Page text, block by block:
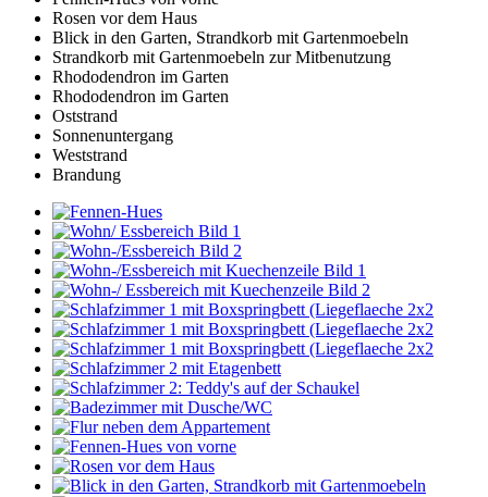
Rosen vor dem Haus
Blick in den Garten, Strandkorb mit Gartenmoebeln
Strandkorb mit Gartenmoebeln zur Mitbenutzung
Rhododendron im Garten
Rhododendron im Garten
Oststrand
Sonnenuntergang
Weststrand
Brandung